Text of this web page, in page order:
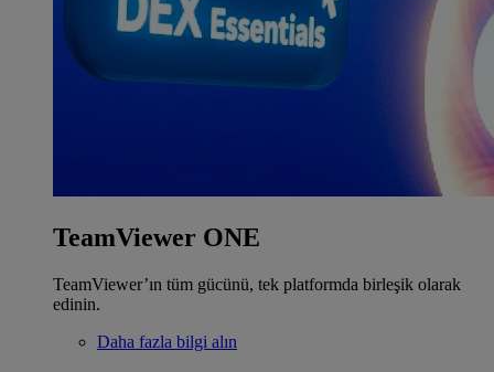
TeamViewer ONE
TeamViewer’ın tüm gücünü, tek platformda birleşik olarak
edinin.
Daha fazla bilgi alın